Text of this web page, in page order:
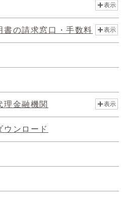
表示
書の請求窓口・手数料 表示
理金融機関 表示
ウンロード